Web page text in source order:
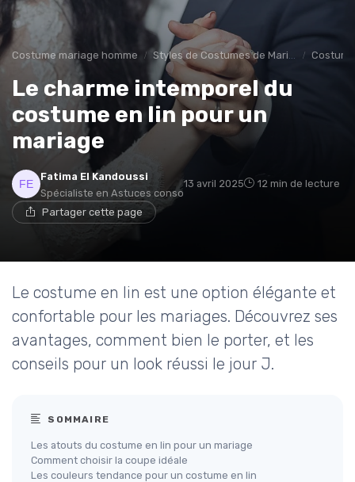
Costume mariage homme Styles de Costumes de Mariage
Le charme intemporel du
costume en lin pour un
mariage
Fatima El Kandoussi
Spécialiste en Astuces conso
13 avril 2025 12 min de lecture
Partager cette page
Le costume en lin est une option élégante et
confortable pour les mariages. Découvrez ses
avantages, comment bien le porter, et les
conseils pour un look réussi le jour J.
SOMMAIRE
Les atouts du costume en lin pour un mariage
Comment choisir la coupe idéale
Les couleurs tendance pour un costume en lin